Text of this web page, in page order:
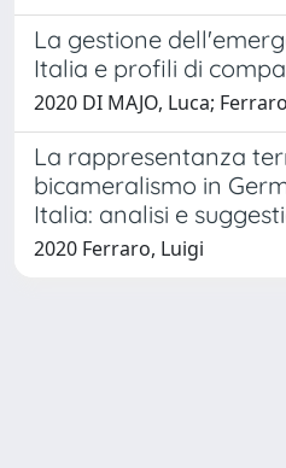
La gestione
Italia e profili di
2020 DI MAJO, Luca;
La rappresentanza
bicameralismo in
Italia: analisi e
2020 Ferraro, Luigi